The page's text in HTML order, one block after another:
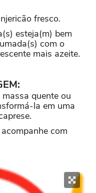
fresco.
esteja(m) bem
com o
mais azeite.
quente ou
la em uma
com